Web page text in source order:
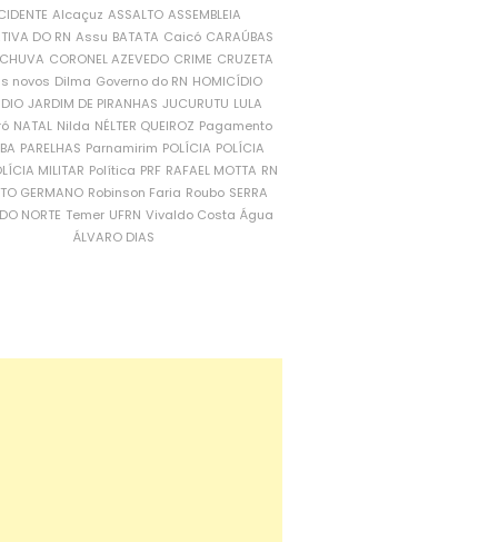
Alcaçuz ASSALTO ASSEMBLEIA
DO RN Assu BATATA Caicó CARAÚBAS
CORONEL AZEVEDO CRIME CRUZETA
novos Dilma Governo do RN HOMICÍDIO
JARDIM DE PIRANHAS JUCURUTU LULA
NATAL Nilda NÉLTER QUEIROZ Pagamento
PARELHAS Parnamirim POLÍCIA POLÍCIA
MILITAR Política PRF RAFAEL MOTTA RN
GERMANO Robinson Faria Roubo SERRA
NORTE Temer UFRN Vivaldo Costa Água
ÁLVARO DIAS